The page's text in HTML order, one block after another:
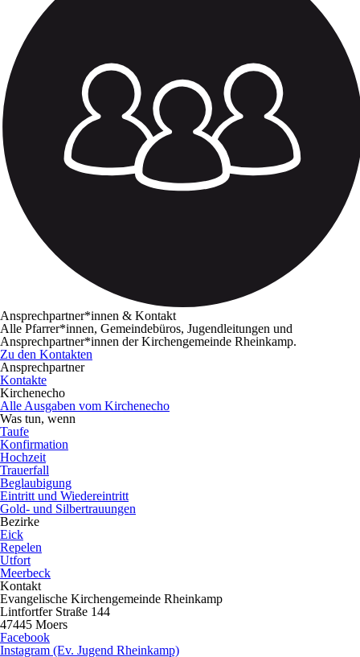
Ansprechpartner*innen & Kontakt
Alle Pfarrer*innen, Gemeindebüros, Jugendleitungen und
Ansprechpartner*innen der Kirchengemeinde Rheinkamp.
Zu den Kontakten
Ansprechpartner
Kontakte
Kirchenecho
Alle Ausgaben vom Kirchenecho
Was tun, wenn
Taufe
Konfirmation
Hochzeit
Trauerfall
Beglaubigung
Eintritt und Wiedereintritt
Gold- und Silbertrauungen
Bezirke
Eick
Repelen
Utfort
Meerbeck
Kontakt
Evangelische Kirchengemeinde Rheinkamp
Lintfortfer Straße 144
47445 Moers
Facebook
Instagram (Ev. Jugend Rheinkamp)